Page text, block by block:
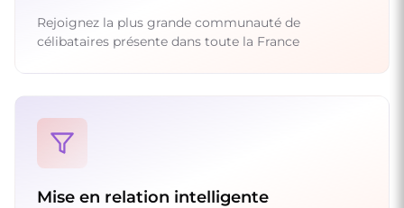
Rejoignez la plus grande communauté de
célibataires présente dans toute la France
Mise en relation intelligente